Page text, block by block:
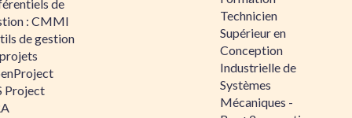
de
: CMMI
de gestion
Project
Technicien
Supérieur en
Conception
Industrielle de
Systèmes
Mécaniques -